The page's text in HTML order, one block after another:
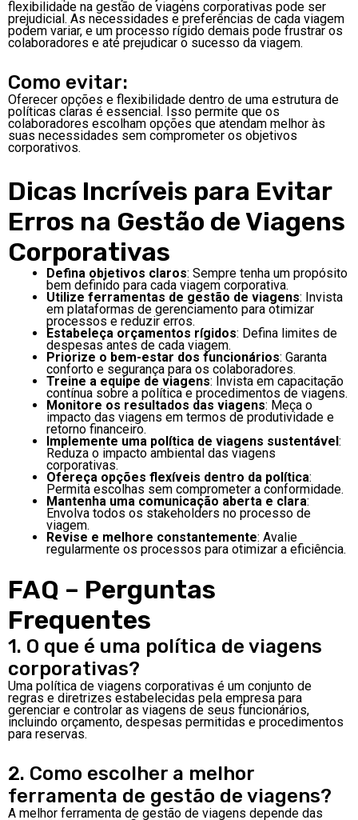
flexibilidade na gestão de viagens corporativas pode ser
prejudicial. As necessidades e preferências de cada viagem
podem variar, e um processo rígido demais pode frustrar os
colaboradores e até prejudicar o sucesso da viagem.
Como evitar:
Oferecer opções e flexibilidade dentro de uma estrutura de
políticas claras é essencial. Isso permite que os
colaboradores escolham opções que atendam melhor às
suas necessidades sem comprometer os objetivos
corporativos.
Dicas Incríveis para Evitar
Erros na Gestão de Viagens
Corporativas
Defina objetivos claros: Sempre tenha um propósito
bem definido para cada viagem corporativa.
Utilize ferramentas de gestão de viagens: Invista
em plataformas de gerenciamento para otimizar
processos e reduzir erros.
Estabeleça orçamentos rígidos: Defina limites de
despesas antes de cada viagem.
Priorize o bem-estar dos funcionários: Garanta
conforto e segurança para os colaboradores.
Treine a equipe de viagens: Invista em capacitação
contínua sobre a política e procedimentos de viagens.
Monitore os resultados das viagens: Meça o
impacto das viagens em termos de produtividade e
retorno financeiro.
Implemente uma política de viagens sustentável:
Reduza o impacto ambiental das viagens
corporativas.
Ofereça opções flexíveis dentro da política:
Permita escolhas sem comprometer a conformidade.
Mantenha uma comunicação aberta e clara:
Envolva todos os stakeholders no processo de
viagem.
Revise e melhore constantemente: Avalie
regularmente os processos para otimizar a eficiência.
FAQ – Perguntas
Frequentes
1. O que é uma política de viagens
corporativas?
Uma política de viagens corporativas é um conjunto de
regras e diretrizes estabelecidas pela empresa para
gerenciar e controlar as viagens de seus funcionários,
incluindo orçamento, despesas permitidas e procedimentos
para reservas.
2. Como escolher a melhor
ferramenta de gestão de viagens?
A melhor ferramenta de gestão de viagens depende das